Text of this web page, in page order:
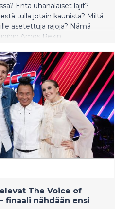
Entä uhanalaiset lajit?
tulla jotain kaunista? Miltä
asetettuja rajoja? Nämä
Amos Rexin
The Voice of
finaali nähdään ensi